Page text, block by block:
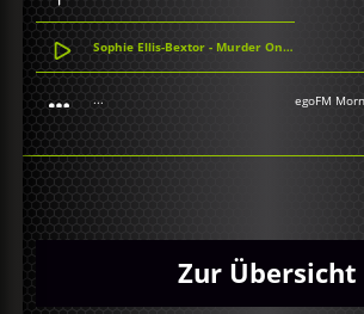
Sophie Ellis-Bextor - Murder On the Dancefloor
... egoFM
Zur Übersicht